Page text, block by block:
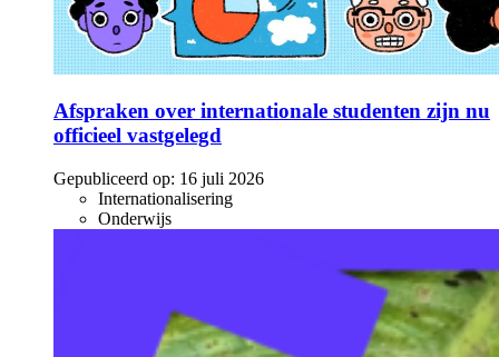
Afspraken over internationale studenten zijn nu
officieel vastgelegd
Gepubliceerd op: 16 juli 2026
Internationalisering
Onderwijs